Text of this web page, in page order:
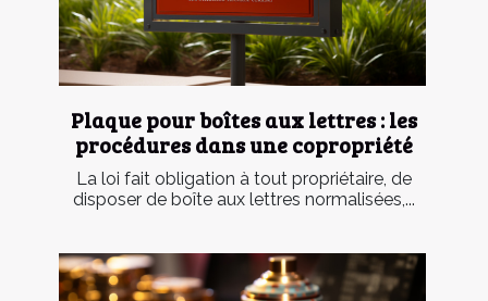
Plaque pour boîtes aux lettres : les
procédures dans une copropriété
La loi fait obligation à tout propriétaire, de
disposer de boîte aux lettres normalisées,...